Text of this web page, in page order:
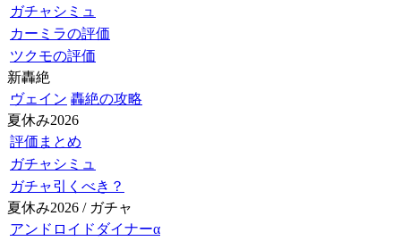
ガチャシミュ
カーミラの評価
ツクモの評価
新轟絶
ヴェイン 轟絶の攻略
夏休み2026
評価まとめ
ガチャシミュ
ガチャ引くべき？
夏休み2026 / ガチャ
アンドロイドダイナーα